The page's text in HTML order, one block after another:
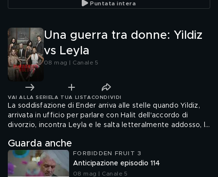
Puntata intera
Una guerra tra donne: Yildiz
vs Leyla
08 mag | Canale 5
VAI ALLA SERIE LA TUA LISTA CONDIVIDI
La soddisfazione di Ender arriva alle stelle quando Yildiz,
arrivata in ufficio per parlare con Halit dell'accordo di
divorzio, incontra Leyla e le salta letteralmente addosso, la
tutti e Halit, furioso, firma per rabbia l'accordo di divorzio.
Guarda anche
FORBIDDEN FRUIT 3
Anticipazione episodio 114
08 mag | Canale 5